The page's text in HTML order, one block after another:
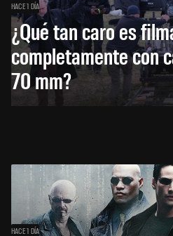
HACE 1 DÍA
¿Qué tan caro es
completamente con
70 mm?
HACE 1 DÍA